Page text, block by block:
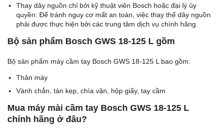
Thay dây nguồn chỉ bởi kỹ thuật viên Bosch hoặc đại lý ủy
quyền: Để tránh nguy cơ mất an toàn, việc thay thế dây nguồn
phải được thực hiện bởi các trung tâm dịch vụ chính hãng.
Bộ sản phẩm Bosch GWS 18-125 L gồm
Bộ sản phẩm máy cầm tay Bosch GWS 18-125 L bao gồm:
Thân máy
Vành chắn, tán kẹp, chìa vặn, hộp giấy, tay cầm
Mua máy mài cầm tay Bosch GWS 18-125 L
chính hãng ở đâu?